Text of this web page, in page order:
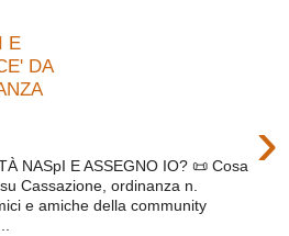
E
DA
›
NASpI E ASSEGNO IO? 📜 Cosa
Cassazione, ordinanza n.
e amiche della community